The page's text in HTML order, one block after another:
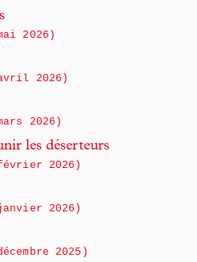
2026)
2026)
2026)
les déserteurs
2026)
2026)
2025)